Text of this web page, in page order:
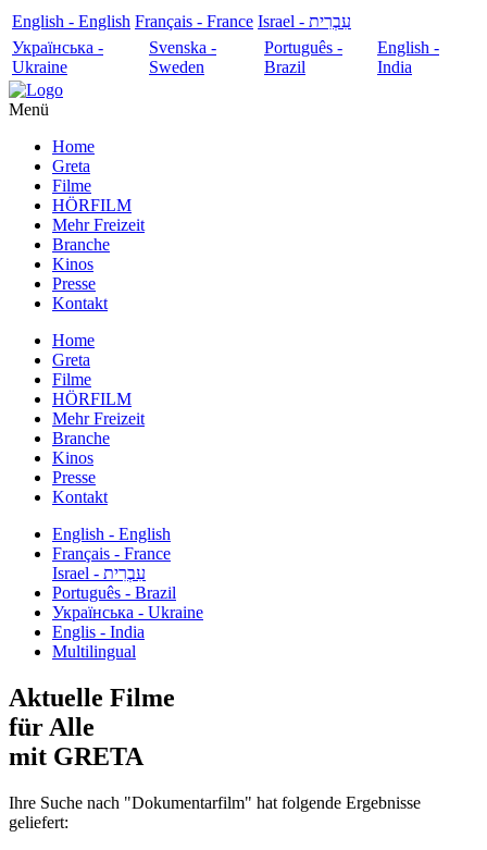
English - English Français - France
עִבְרִית - Israel
Українська -
Ukraine
Svenska -
Sweden
Português -
Brazil
English -
India
Menü
Home
Greta
Filme
HÖRFILM
Mehr Freizeit
Branche
Kinos
Presse
Kontakt
Home
Greta
Filme
HÖRFILM
Mehr Freizeit
Branche
Kinos
Presse
Kontakt
English - English
Français - France
עִבְרִית - Israel
Português - Brazil
Українська - Ukraine
Englis - India
Multilingual
Aktuelle Filme
für Alle
mit GRETA
Ihre Suche nach "Dokumentarfilm" hat folgende Ergebnisse
geliefert: